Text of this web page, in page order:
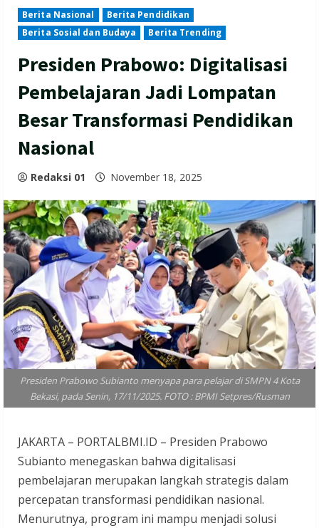
Berita Nasional
Berita Pendidikan
Berita Sosial dan Budaya
Berita Trending
Presiden Prabowo: Digitalisasi
Pembelajaran Jadi Lompatan
Besar Transformasi Pendidikan
Nasional
Redaksi 01 November 18, 2025
Presiden Prabowo Subianto menyapa para pelajar di SMPN 4 Kota
Bekasi, pada Senin, 17/11/2025. FOTO : BPMI Setpres/Rusman
JAKARTA – PORTALBMI.ID – Presiden Prabowo
Subianto menegaskan bahwa digitalisasi
pembelajaran merupakan langkah strategis dalam
percepatan transformasi pendidikan nasional.
Menurutnya, program ini mampu menjadi solusi